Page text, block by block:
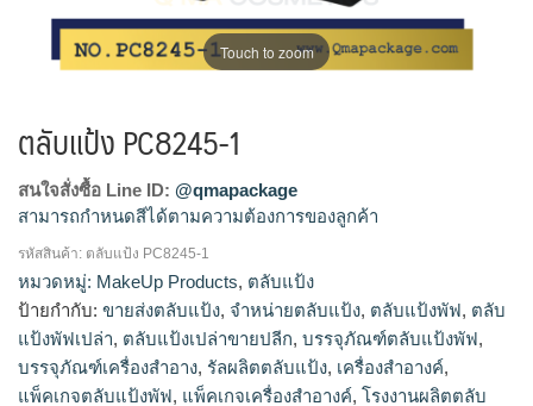
Touch to zoom
ตลับแป้ง PC8245-1
สนใจสั่งซื้อ Line ID: @qmapackage
สามารถกำหนดสีได้ตามความต้องการของลูกค้า
โรงงานผลิตตลับแป้ง,ขายส่งตลับแป้ง,จำหน่ายตลับแป้ง,รัลผลิต
ตลับแป้ง,ตลับแป้งเปล่าขายปลีก
รหัสสินค้า: ตลับแป้ง PC8245-1
หมวดหมู่: MakeUp Products, ตลับแป้ง
ป้ายกำกับ: ขายส่งตลับแป้ง, จำหน่ายตลับแป้ง, ตลับแป้งพัฟ, ตลับ
แป้งพัฟเปล่า, ตลับแป้งเปล่าขายปลีก, บรรจุภัณฑ์ตลับแป้งพัฟ,
บรรจุภัณฑ์เครื่องสำอาง, รัลผลิตตลับแป้ง, เครื่องสำอางค์,
แพ็คเกจตลับแป้งพัฟ, แพ็คเกจเครื่องสำอางค์, โรงงานผลิตตลับ